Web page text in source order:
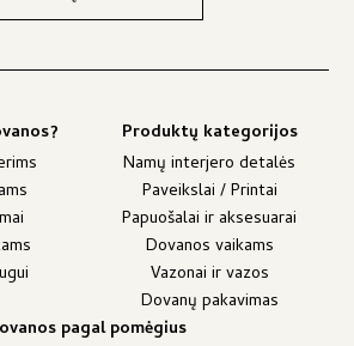
Produktų kategorijos
Namų interjero detalės
Paveikslai / Printai
Papuošalai ir aksesuarai
Dovanos vaikams
Vazonai ir vazos
Dovanų pakavimas
pagal pomėgius